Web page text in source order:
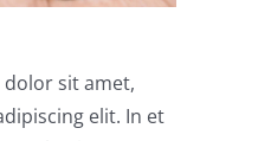
sit amet,
elit. In et